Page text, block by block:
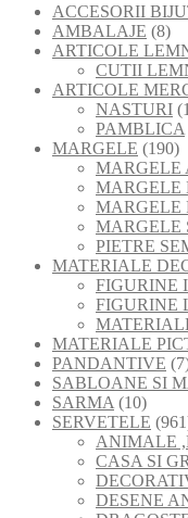
ACCESORII
AMBALAJE 88
ARTICOLE
CUTII
ARTICOLE
NASTURI 1
PAMBLICA
MARGELE 190
de
MARGELE
MARGELE
MARGELE
MARGELE
PIETRE
MATERIALE
FIGURINE
FIGURINE
MATERIALE
PANDANTIVE 7
SABLOANE SI
SARMA 1010
SERVETELE 961
ANIMALE
CASA SI
DESENE